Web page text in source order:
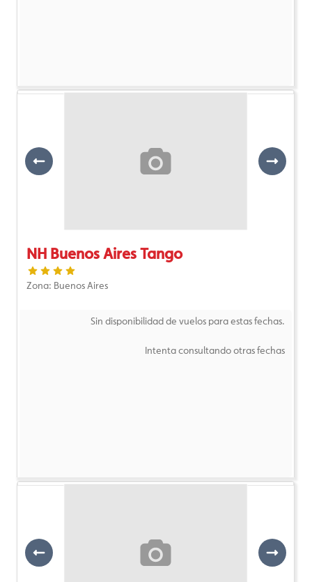
Previous Next
NH Buenos Aires Tango
Zona: Buenos Aires
Sin disponibilidad de vuelos para estas fechas.
Intenta consultando otras fechas
Previous Next